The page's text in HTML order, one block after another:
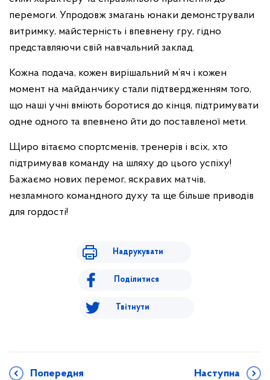
перемоги. Упродовж змагань юнаки демонстрували
витримку, майстерність і впевнену гру, гідно
представляючи свій навчальний заклад.
Кожна подача, кожен вирішальний м’яч і кожен
момент на майданчику стали підтвердженням того,
що наші учні вміють боротися до кінця, підтримувати
одне одного та впевнено йти до поставленої мети.
Щиро вітаємо спортсменів, тренерів і всіх, хто
підтримував команду на шляху до цього успіху!
Бажаємо нових перемог, яскравих матчів,
незламного командного духу та ще більше приводів
для гордості!
Надрукувати
Поділитися
Твітнути
Попередня Наступна